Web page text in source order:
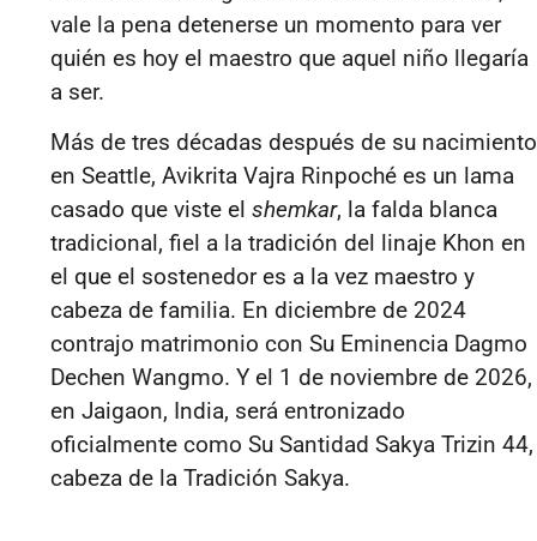
vale la pena detenerse un momento para ver
quién es hoy el maestro que aquel niño llegaría
a ser.
Más de tres décadas después de su nacimiento
en Seattle, Avikrita Vajra Rinpoché es un lama
casado que viste el shemkar, la falda blanca
tradicional, fiel a la tradición del linaje Khon en
el que el sostenedor es a la vez maestro y
cabeza de familia. En diciembre de 2024
contrajo matrimonio con Su Eminencia Dagmo
Dechen Wangmo. Y el 1 de noviembre de 2026,
en Jaigaon, India, será entronizado
oficialmente como Su Santidad Sakya Trizin 44,
cabeza de la Tradición Sakya.